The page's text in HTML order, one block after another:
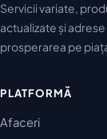
Servicii variate,
actualizate și
prosperarea pe
PLATFORMĂ
Afaceri